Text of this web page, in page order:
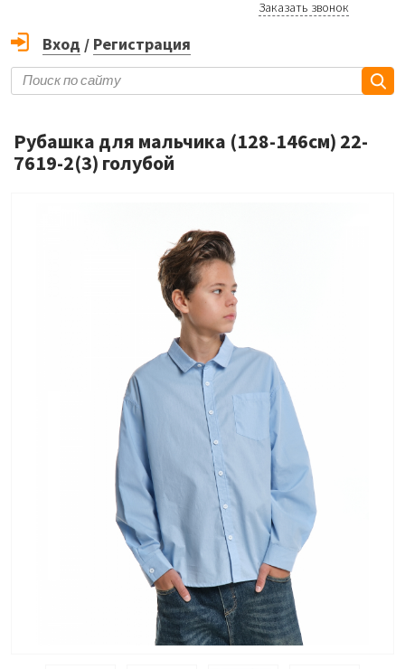
Заказать звонок
Вход / Регистрация
Рубашка для мальчика (128-146см) 22-
7619-2(3) голубой